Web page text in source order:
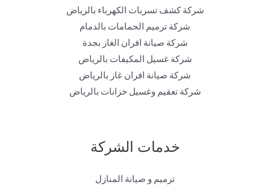
شركة كشف تسربات الكهرباء بالرياض
شركة ترميم الحمامات بالدمام
شركة صيانة افران الغاز بجدة
شركة غسيل المكيفات بالرياض
شركة صيانة افران غاز بالرياض
شركة تعقيم وغسيل خزانات بالرياض
خدمات الشركة
ترميم و صيانة المنازل